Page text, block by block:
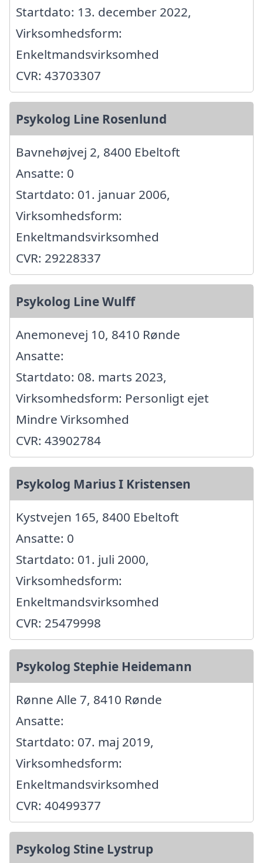
Startdato: 13. december 2022,
Virksomhedsform:
Enkeltmandsvirksomhed
CVR: 43703307
Psykolog Line Rosenlund
Bavnehøjvej 2, 8400 Ebeltoft
Ansatte: 0
Startdato: 01. januar 2006,
Virksomhedsform:
Enkeltmandsvirksomhed
CVR: 29228337
Psykolog Line Wulff
Anemonevej 10, 8410 Rønde
Ansatte:
Startdato: 08. marts 2023,
Virksomhedsform: Personligt ejet
Mindre Virksomhed
CVR: 43902784
Psykolog Marius I Kristensen
Kystvejen 165, 8400 Ebeltoft
Ansatte: 0
Startdato: 01. juli 2000,
Virksomhedsform:
Enkeltmandsvirksomhed
CVR: 25479998
Psykolog Stephie Heidemann
Rønne Alle 7, 8410 Rønde
Ansatte:
Startdato: 07. maj 2019,
Virksomhedsform:
Enkeltmandsvirksomhed
CVR: 40499377
Psykolog Stine Lystrup